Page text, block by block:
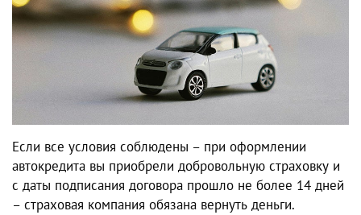
Если все условия соблюдены – при оформлении
автокредита вы приобрели добровольную страховку и
с даты подписания договора прошло не более 14 дней
– страховая компания обязана вернуть деньги.